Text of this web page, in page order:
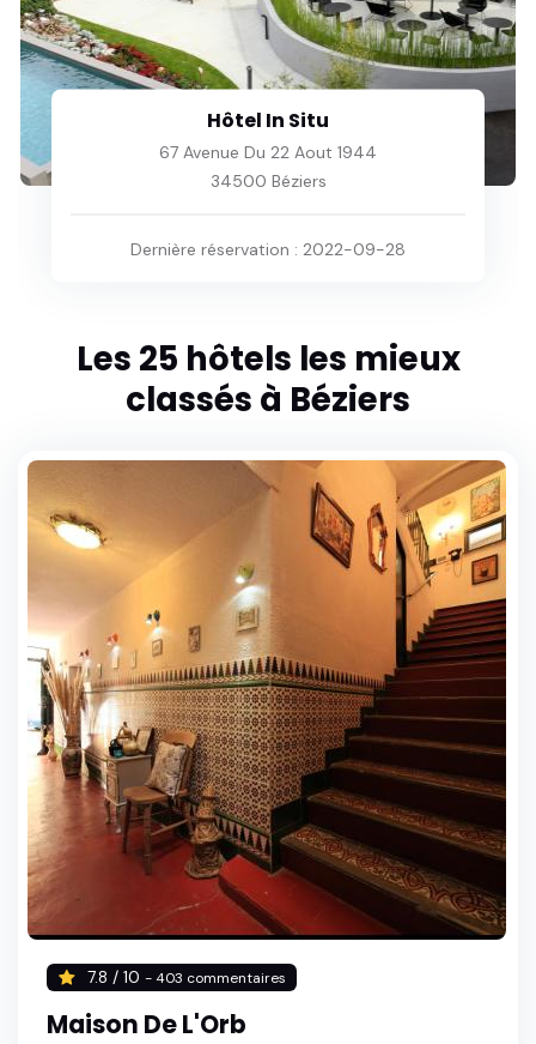
Hôtel La Prison
1 Rue des Albigeois
34500 Béziers
Dernière réservation : 2023-07-04
Les 25 hôtels les mieux
classés à Béziers
7.8 / 10 - 403 commentaires
Maison De L'Orb